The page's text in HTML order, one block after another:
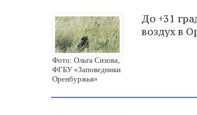
Фото: Ольга Сизова,
ФГБУ «Заповедники
Оренбуржья»
До +31
воздух в